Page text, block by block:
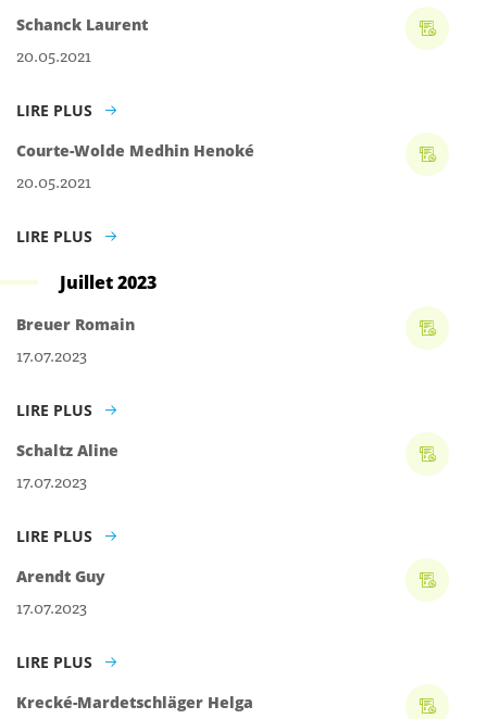
Schanck Laurent
20.05.2021
LIRE PLUS
Courte-Wolde Medhin Henoké
20.05.2021
LIRE PLUS
Juillet 2023
Breuer Romain
17.07.2023
LIRE PLUS
Schaltz Aline
17.07.2023
LIRE PLUS
Arendt Guy
17.07.2023
LIRE PLUS
Krecké-Mardetschläger Helga